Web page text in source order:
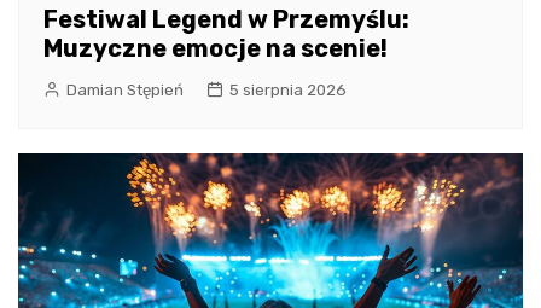
Festiwal Legend w Przemyślu:
Muzyczne emocje na scenie!
Damian Stępień 5 sierpnia 2026